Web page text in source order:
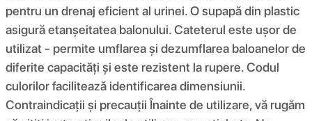
pentru un drenaj eficient al urinei. O supapă din plastic
asigură etanșeitatea balonului. Cateterul este ușor de
utilizat - permite umflarea și dezumflarea baloanelor de
diferite capacități și este rezistent la rupere. Codul
culorilor facilitează identificarea dimensiunii.
Contraindicații și precauții Înainte de utilizare, vă rugăm